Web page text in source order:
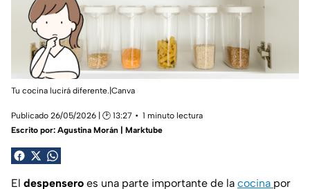
Tu cocina lucirá diferente.|Canva
Publicado 26/05/2026 | 🕑 13:27
1 minuto lectura
Escrito por: Agustina Morán | Marktube
El despensero es una parte importante de la cocina por